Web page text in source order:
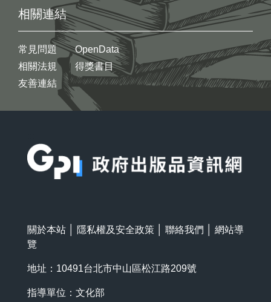
相關連結
常見問題
相關法規
友善連結
OpenData
得獎書目
關於本站 隱私權及安全政策 聯絡我們
網站導
覽
地址：10491台北市中山區松江路209號
指導單位：文化部